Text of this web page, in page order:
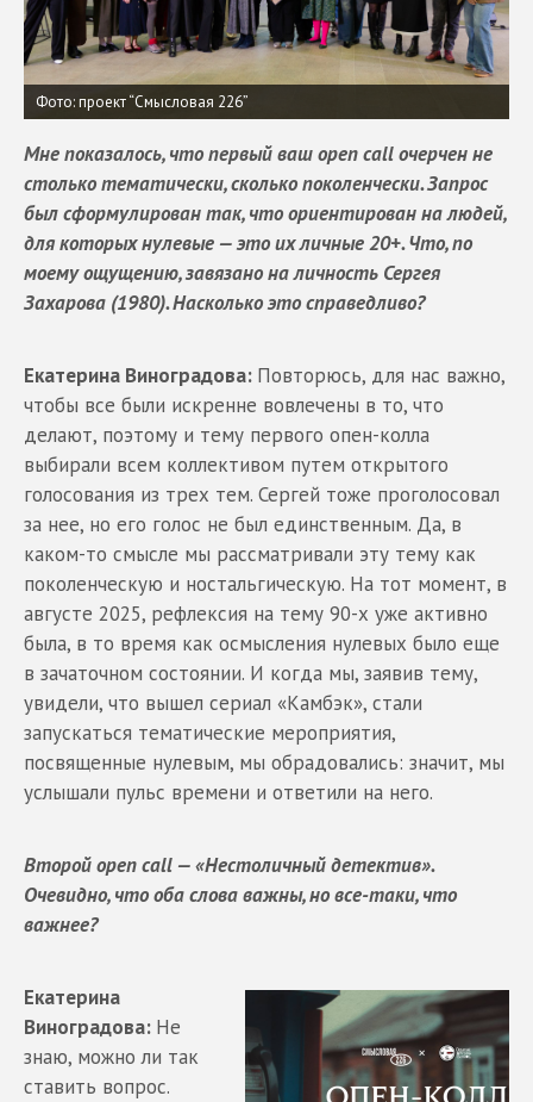
Фото: проект “Cмысловая 226”
Мне показалось, что первый ваш open call очерчен не
столько тематически, сколько поколенчески. Запрос
был сформулирован так, что ориентирован на людей,
для которых нулевые — это их личные 20+. Что, по
моему ощущению, завязано на личность Сергея
Захарова (1980). Насколько это справедливо?
Екатерина Виноградова: Повторюсь, для нас важно,
чтобы все были искренне вовлечены в то, что
делают, поэтому и тему первого опен-колла
выбирали всем коллективом путем открытого
голосования из трех тем. Сергей тоже проголосовал
за нее, но его голос не был единственным. Да, в
каком-то смысле мы рассматривали эту тему как
поколенческую и ностальгическую. На тот момент, в
августе 2025, рефлексия на тему 90-х уже активно
была, в то время как осмысления нулевых было еще
в зачаточном состоянии. И когда мы, заявив тему,
увидели, что вышел сериал «Камбэк», стали
запускаться тематические мероприятия,
посвященные нулевым, мы обрадовались: значит, мы
услышали пульс времени и ответили на него.
Второй open call — «Нестоличный детектив».
Очевидно, что оба слова важны, но все-таки, что
важнее?
Екатерина
Виноградова: Не
знаю, можно ли так
ставить вопрос.